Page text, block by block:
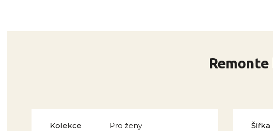
Kolekce
Pro ženy
Šířka